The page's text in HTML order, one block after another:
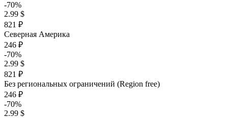
-70%
2.99 $
821 ₽
Северная Америка
246 ₽
-70%
2.99 $
821 ₽
Без региональных ограничений (Region free)
246 ₽
-70%
2.99 $